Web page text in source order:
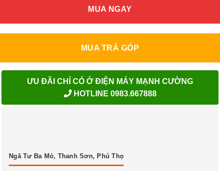
MUA NGAY
MUA TRẢ GÓP
ƯU ĐÃI CHỈ CÓ Ở ĐIỆN MÁY MẠNH CƯỜNG
HOTLINE 0983.667888
Ngã Tư Ba Mỏ, Thanh Sơn, Phú Thọ